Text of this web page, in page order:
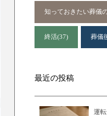
知っておきたい葬儀
終活(37) 葬儀
最近の投稿
運